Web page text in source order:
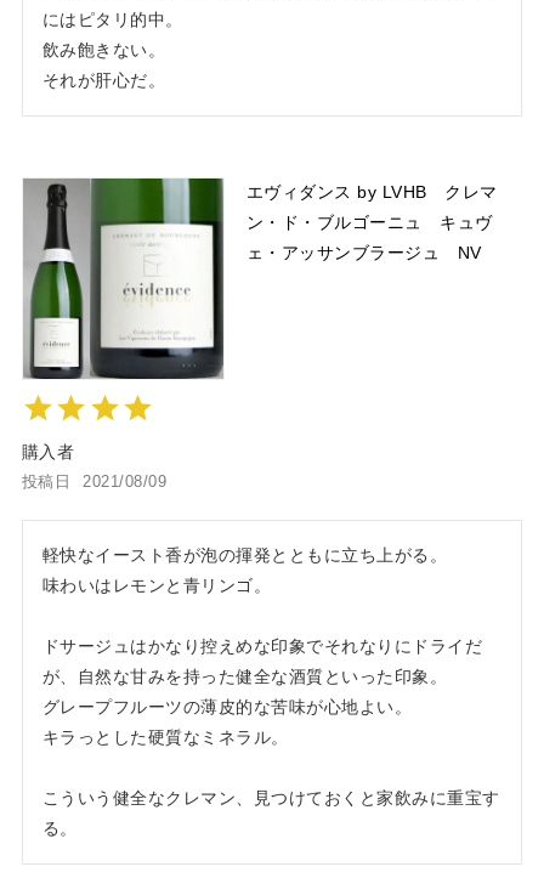
にはピタリ的中。
飲み飽きない。
それが肝心だ。
エヴィダンス by LVHB クレマ
ン・ド・ブルゴーニュ キュヴ
ェ・アッサンブラージュ NV
購入者
投稿日 2021/08/09
軽快なイースト香が泡の揮発とともに立ち上がる。
味わいはレモンと青リンゴ。
ドサージュはかなり控えめな印象でそれなりにドライだ
が、自然な甘みを持った健全な酒質といった印象。
グレープフルーツの薄皮的な苦味が心地よい。
キラっとした硬質なミネラル。
こういう健全なクレマン、見つけておくと家飲みに重宝す
る。